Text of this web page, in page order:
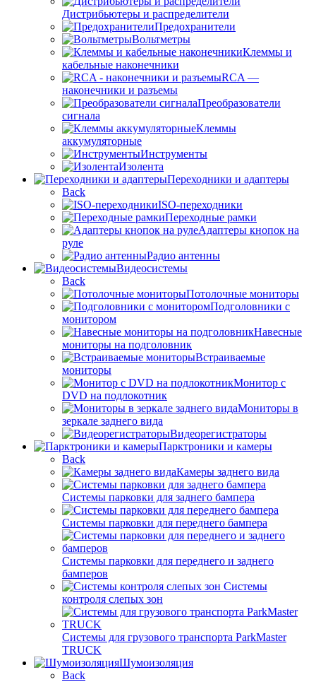
Дистрибьютеры и распределители
Предохранители
Вольтметры
Клеммы и
кабельные наконечники
RCA —
наконечники и разъемы
Преобразователи
сигнала
Клеммы
аккумуляторные
Инструменты
Изолента
Переходники и адаптеры
Back
ISO-переходники
Переходные рамки
Адаптеры кнопок на
руле
Радио антенны
Видеосистемы
Back
Потолочные мониторы
Подголовники с
монитором
Навесные
мониторы на подголовник
Встраиваемые
мониторы
Монитор с
DVD на подлокотник
Мониторы в
зеркале заднего вида
Видеорегистраторы
Парктроники и камеры
Back
Камеры заднего вида
Системы парковки для заднего бампера
Системы парковки для переднего бампера
Системы парковки для переднего и заднего
бамперов
Системы
контроля слепых зон
Системы для грузового транспорта ParkMaster
TRUCK
Шумоизоляция
Back